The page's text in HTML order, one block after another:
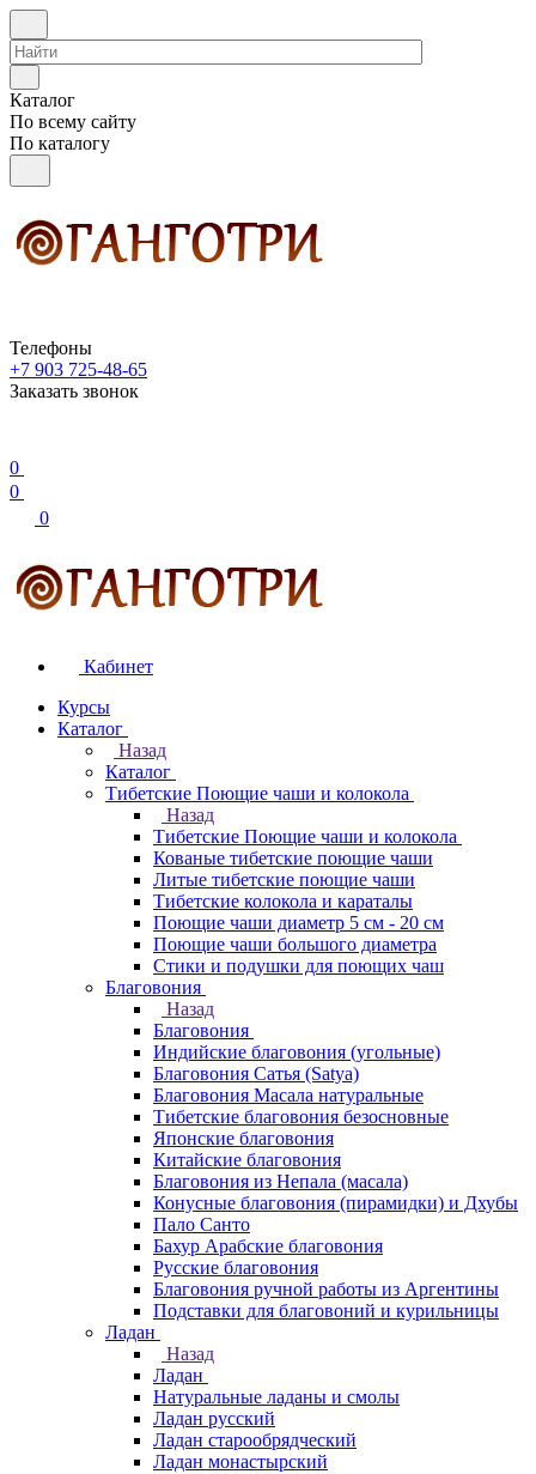
Каталог
По всему сайту
По каталогу
Телефоны
+7 903 725-48-65
Заказать звонок
0
0
0
Кабинет
Курсы
Каталог
Назад
Каталог
Тибетские Поющие чаши и колокола
Назад
Тибетские Поющие чаши и колокола
Кованые тибетские поющие чаши
Литые тибетские поющие чаши
Тибетские колокола и караталы
Поющие чаши диаметр 5 см - 20 см
Поющие чаши большого диаметра
Стики и подушки для поющих чаш
Благовония
Назад
Благовония
Индийские благовония (угольные)
Благовония Сатья (Satya)
Благовония Масала натуральные
Тибетские благовония безосновные
Японские благовония
Китайские благовония
Благовония из Непала (масала)
Конусные благовония (пирамидки) и Дхубы
Пало Санто
Бахур Арабские благовония
Русские благовония
Благовония ручной работы из Аргентины
Подставки для благовоний и курильницы
Ладан
Назад
Ладан
Натуральные ладаны и смолы
Ладан русский
Ладан старообрядческий
Ладан монастырский